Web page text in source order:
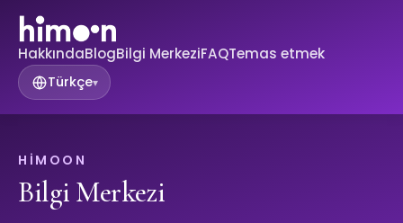
HakkındaBlogBilgi MerkeziFAQTemas etmek
Türkçe▾
HIMOON
Bilgi Merkezi